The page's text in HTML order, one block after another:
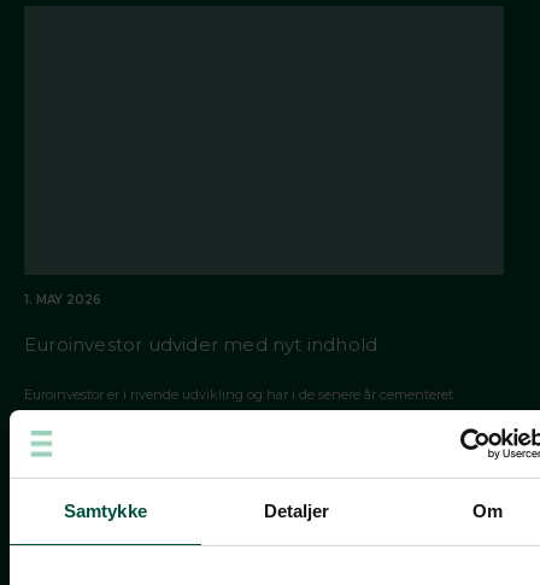
Samtykke Detaljer Om
1. MAY 2026
Euroinvestor udvider med nyt indhold
Euroinvestor er i rivende udvikling og har i de senere år cementeret